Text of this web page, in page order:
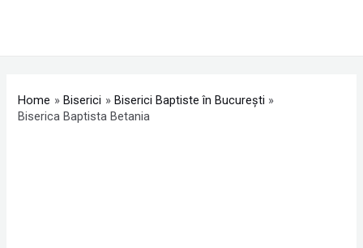
Home Biserici
Biserici Baptiste în Bucureşti
Biserica Baptista Betania